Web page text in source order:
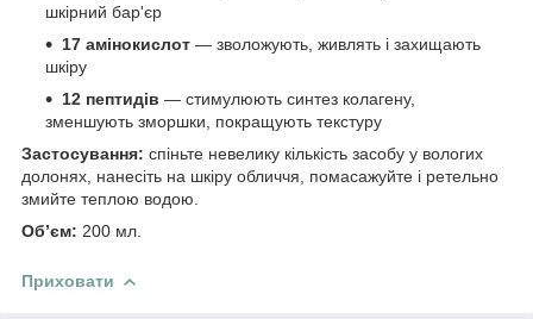
шкірний бар'єр
17 амінокислот — зволожують, живлять і захищають
шкіру
12 пептидів — стимулюють синтез колагену,
зменшують зморшки, покращують текстуру
Застосування: спіньте невелику кількість засобу у вологих
долонях, нанесіть на шкіру обличчя, помасажуйте і ретельно
змийте теплою водою.
Об’єм: 200 мл.
Приховати